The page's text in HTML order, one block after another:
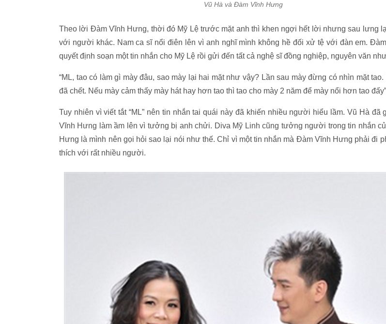
Vũ Hà và Đàm Vĩnh Hưng
Theo lời Đàm Vĩnh Hưng, thời đó Mỹ Lệ trước mặt anh thì khen ngợi hết lời nhưng sau lưng
với người khác. Nam ca sĩ nổi điên lên vì anh nghĩ mình không hề đối xử tệ với đàn em.
quyết định soạn một tin nhắn cho Mỹ Lệ rồi gửi đến tất cả nghệ sĩ đồng nghiệp, nguyên văn
“ML, tao có làm gì mày đâu, sao mày lại hai mặt như vậy? Lần sau mày đừng có nhìn mặt
đã chết. Nếu mày cảm thấy mày hát hay hơn tao thì tao cho mày 2 năm để mày nổi hơn tao
Tuy nhiên vì viết tắt “ML” nên tin nhắn tai quái này đã khiến nhiều người hiểu lầm. Vũ Hà đã
Vĩnh Hưng làm ầm lên vì tưởng bị anh chửi. Diva Mỹ Linh cũng tưởng người trong tin nhắn
Hưng là mình nên gọi hỏi sao lại nói như thế. Chỉ vì một tin nhắn mà Đàm Vĩnh Hưng phải đi
thích với rất nhiều người.